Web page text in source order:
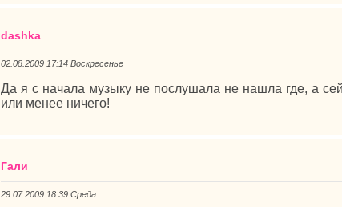
dashka
02.08.2009 17:14 Воскресенье
Да я с начала музыку не послушала не нашла где, а
или менее ничего!
Гали
29.07.2009 18:39 Среда